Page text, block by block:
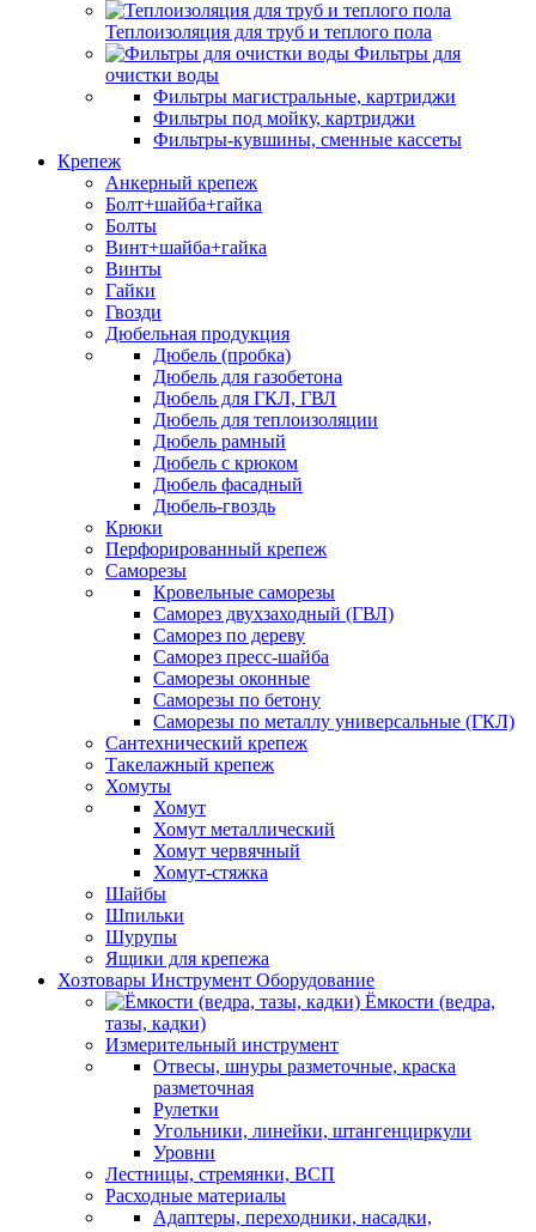
Теплоизоляция для труб и теплого пола
Фильтры для
очистки воды
Фильтры магистральные, картриджи
Фильтры под мойку, картриджи
Фильтры-кувшины, сменные кассеты
Крепеж
Анкерный крепеж
Болт+шайба+гайка
Болты
Винт+шайба+гайка
Винты
Гайки
Гвозди
Дюбельная продукция
Дюбель (пробка)
Дюбель для газобетона
Дюбель для ГКЛ, ГВЛ
Дюбель для теплоизоляции
Дюбель рамный
Дюбель с крюком
Дюбель фасадный
Дюбель-гвоздь
Крюки
Перфорированный крепеж
Саморезы
Кровельные саморезы
Саморез двухзаходный (ГВЛ)
Саморез по дереву
Саморез пресс-шайба
Саморезы оконные
Саморезы по бетону
Саморезы по металлу универсальные (ГКЛ)
Сантехнический крепеж
Такелажный крепеж
Хомуты
Хомут
Хомут металлический
Хомут червячный
Хомут-стяжка
Шайбы
Шпильки
Шурупы
Ящики для крепежа
Хозтовары Инструмент Оборудование
Ёмкости (ведра,
тазы, кадки)
Измерительный инструмент
Отвесы, шнуры разметочные, краска
разметочная
Рулетки
Угольники, линейки, штангенциркули
Уровни
Лестницы, стремянки, ВСП
Расходные материалы
Адаптеры, переходники, насадки,